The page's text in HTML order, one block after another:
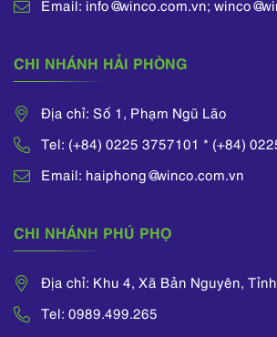
Email: info@winco.com.vn;
CHI NHÁNH HẢI PHÒNG
Địa chỉ: Số 1, Phạm Ngũ Lão
Tel: (+84) 0225 3757101 * (+84)
Email: haiphong@winco.com.vn
CHI NHÁNH PHÚ PHỌ
Địa chỉ: Khu 4, Xã Bản Nguyên,
Tel: 0989.499.265